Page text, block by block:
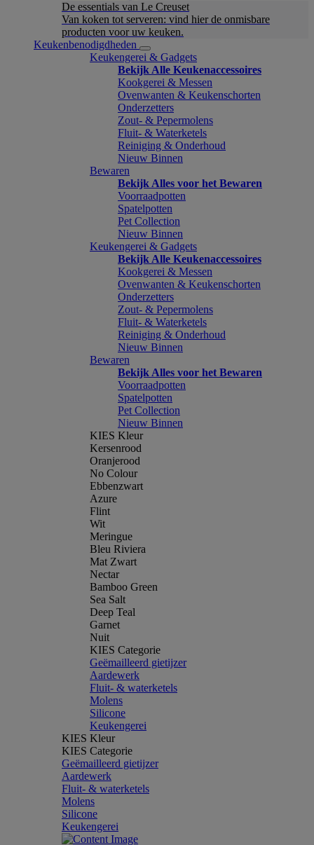
De essentials van Le Creuset
Van koken tot serveren: vind hier de onmisbare
producten voor uw keuken.
Keukenbenodigdheden
Keukengerei & Gadgets
Bekijk Alle Keukenaccessoires
Kookgerei & Messen
Ovenwanten & Keukenschorten
Onderzetters
Zout- & Pepermolens
Fluit- & Waterketels
Reiniging & Onderhoud
Nieuw Binnen
Bewaren
Bekijk Alles voor het Bewaren
Voorraadpotten
Spatelpotten
Pet Collection
Nieuw Binnen
Keukengerei & Gadgets
Bekijk Alle Keukenaccessoires
Kookgerei & Messen
Ovenwanten & Keukenschorten
Onderzetters
Zout- & Pepermolens
Fluit- & Waterketels
Reiniging & Onderhoud
Nieuw Binnen
Bewaren
Bekijk Alles voor het Bewaren
Voorraadpotten
Spatelpotten
Pet Collection
Nieuw Binnen
KIES Kleur
Kersenrood
Oranjerood
No Colour
Ebbenzwart
Azure
Flint
Wit
Meringue
Bleu Riviera
Mat Zwart
Nectar
Bamboo Green
Sea Salt
Deep Teal
Garnet
Nuit
KIES Categorie
Geëmailleerd gietijzer
Aardewerk
Fluit- & waterketels
Molens
Silicone
Keukengerei
KIES Kleur
KIES Categorie
Geëmailleerd gietijzer
Aardewerk
Fluit- & waterketels
Molens
Silicone
Keukengerei